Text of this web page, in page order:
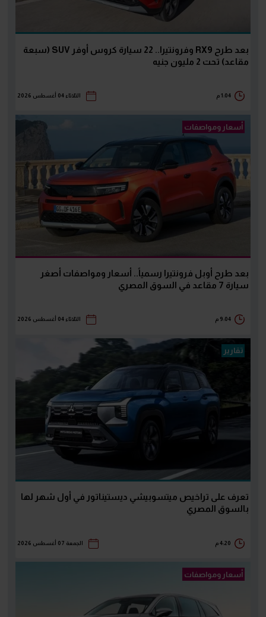
بعد طرح RX9 وفرونتيرا.. 22 سيارة كروس أوفر SUV (سبعة
مقاعد) تحت 2 مليون جنيه
1:04 م الثلاثاء 04 أغسطس 2026
أسعار ومواصفات
بعد طرح أوبل فرونتيرا رسمياً.. أسعار ومواصفات أصغر
سيارة 7 مقاعد في السوق المصري
9:04 م الثلاثاء 04 أغسطس 2026
تقارير
تعرف على تراخيص ميتسوبيشي ديستيناتور في أول شهر لها
بالسوق المصري
4:20 م الجمعة 07 أغسطس 2026
أسعار ومواصفات